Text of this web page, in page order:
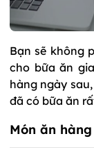
Bạn sẽ không
cho bữa ăn
hàng ngày
đã có bữa ăn
Món ăn